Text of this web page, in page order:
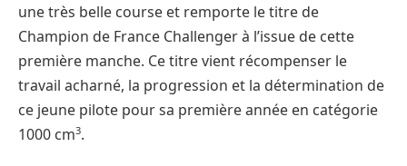
une très belle course et remporte le titre de
Champion de France Challenger à l’issue de cette
première manche. Ce titre vient récompenser le
travail acharné, la progression et la détermination de
ce jeune pilote pour sa première année en catégorie
1000 cm3.